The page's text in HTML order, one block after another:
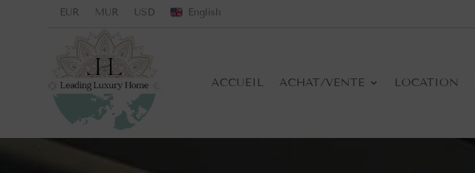
EUR MUR USD English
ACCUEIL ACHAT/VENTE LOCATION